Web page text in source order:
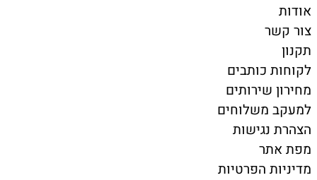
אודות
צור קשר
תקנון
לקוחות כותבים
מחירון שירותים
למעקב משלוחים
הצהרת נגישות
מפת אתר
מדיניות הפרטיות